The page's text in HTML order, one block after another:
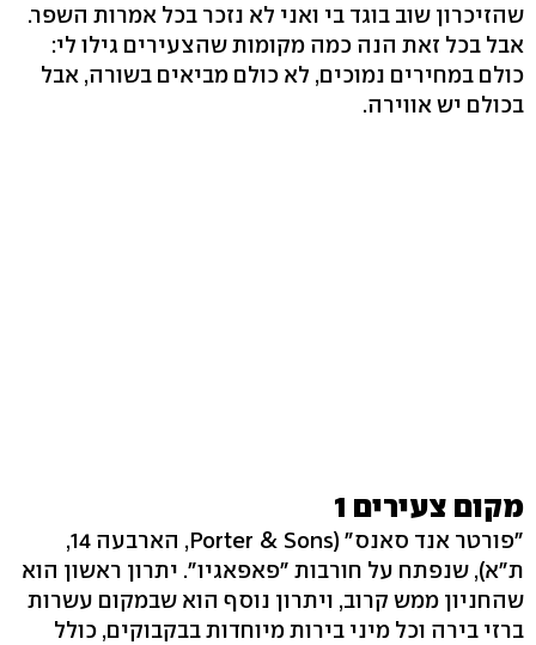
שהזיכרון שוב בוגד בי ואני לא נזכר בכל אמרות השפר.
אבל בכל זאת הנה כמה מקומות שהצעירים גילו לי:
כולם במחירים נמוכים, לא כולם מביאים בשורה, אבל
בכולם יש אווירה.
מקום צעירים 1
"פורטר אנד סאנס" (Porter & Sons, הארבעה 14,
ת"א), שנפתח על חורבות "פאפאגיו". יתרון ראשון הוא
שהחניון ממש קרוב, ויתרון נוסף הוא שבמקום עשרות
ברזי בירה וכל מיני בירות מיוחדות בבקבוקים, כולל